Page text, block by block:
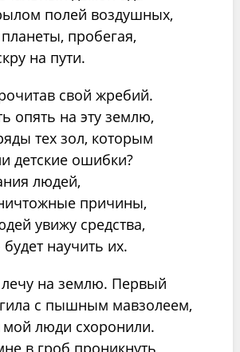
полей воздушных,
пробегая,
на пути.
свой жребий.
опять на эту землю,
тех зол, которым
детские ошибки?
людей,
причины,
увижу средства,
научить их.
на землю. Первый
с пышным мавзолеем,
люди схоронили.
в гроб проникнуть,